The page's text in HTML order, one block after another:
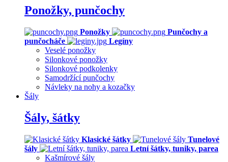
Ponožky, punčochy
Ponožky
Punčochy a
punčocháče
Legíny
Veselé ponožky
Silonkové ponožky
Silonkové podkolenky
Samodržící punčochy
Návleky na nohy a kozačky
Šály
Šály, šátky
Klasické šátky
Tunelové
šály
Letní šátky, tuniky, parea
Kašmírové šály